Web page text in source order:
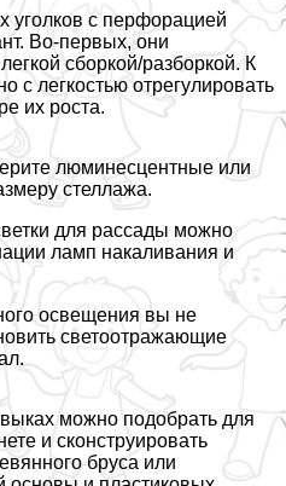
уголков с перфорацией
Во-первых, они
сборкой/разборкой. К
с легкостью отрегулировать
их роста.
люминесцентные или
стеллажа.
для рассады можно
ламп накаливания и
освещения вы не
светоотражающие
можно подобрать для
и сконструировать
бруса или